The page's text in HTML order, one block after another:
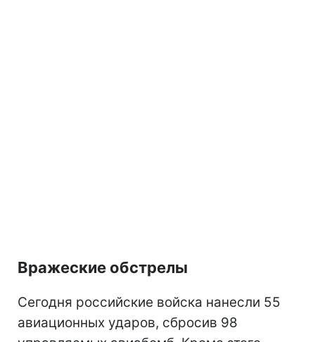
Вражеские обстрелы
Сегодня российские войска нанесли 55
авиационных ударов, сбросив 98